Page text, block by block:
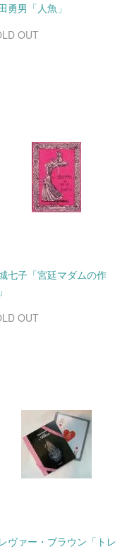
勇男「人魚」
OUT
七子「宮廷マダムの作
OUT
ヴァー・ブラウン「トレ